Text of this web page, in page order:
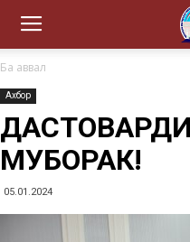
Ба аввал
Ахбор
МУБОРАК!
05.01.2024